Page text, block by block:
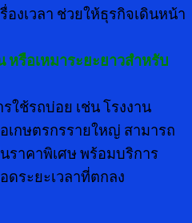
งเวลา ช่วยให้ธุรกิจเดินหน้า
หรือเหมาระยะยาวสำหรับ
ใช้รถบ่อย เช่น โรงงาน
เกษตรกรรายใหญ่ สามารถ
ราคาพิเศษ พร้อมบริการ
ระยะเวลาที่ตกลง